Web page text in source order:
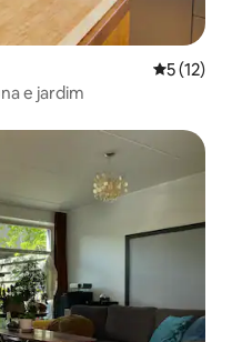
5 de uma
5 (12)
e jardim